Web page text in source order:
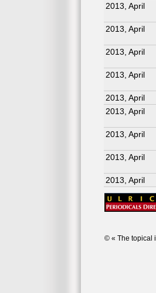
2013, April
2013, April
2013, April
2013, April
2013, April
2013, April
2013, April
2013, April
2013, April
© « The topical